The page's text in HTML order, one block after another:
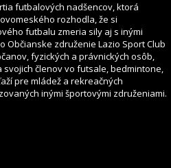
futbalových nadšencov, ktorá
rozhodla, že si
futbalu zmeria sily aj s inými
Občianske združenie Lazio Sport Club
fyzických a právnických osôb,
členov vo futsale, bedmintone,
pre mládež a rekreačných
inými športovými združeniami.